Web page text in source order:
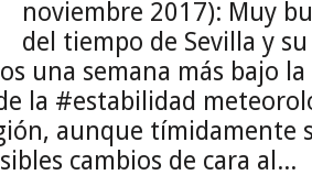
noviembre 2017): Muy
del tiempo de Sevilla y
una semana más bajo la
la #estabilidad
aunque tímidamente
cambios de cara al...